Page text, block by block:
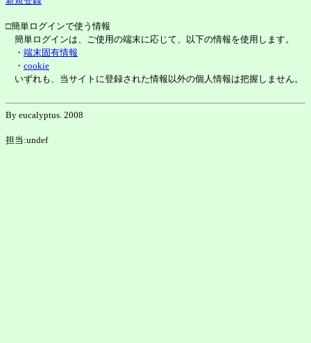
□簡単ログインで使う情報
簡単ログインは、ご使用の端末に応じて、以下の情報を使用します。
・ 端末固有情報
・ cookie
いずれも、当サイトに登録された情報以外の個人情報は把握しません。
By eucalyptus. 2008
担当:undef